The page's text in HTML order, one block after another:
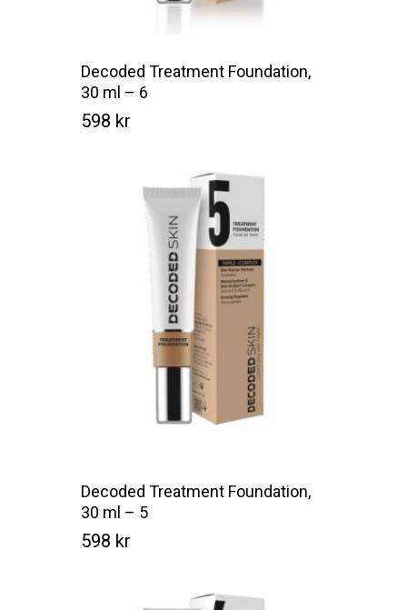
Decoded Treatment Foundation,
30 ml – 6
598 kr
Decoded Treatment Foundation,
30 ml – 5
598 kr